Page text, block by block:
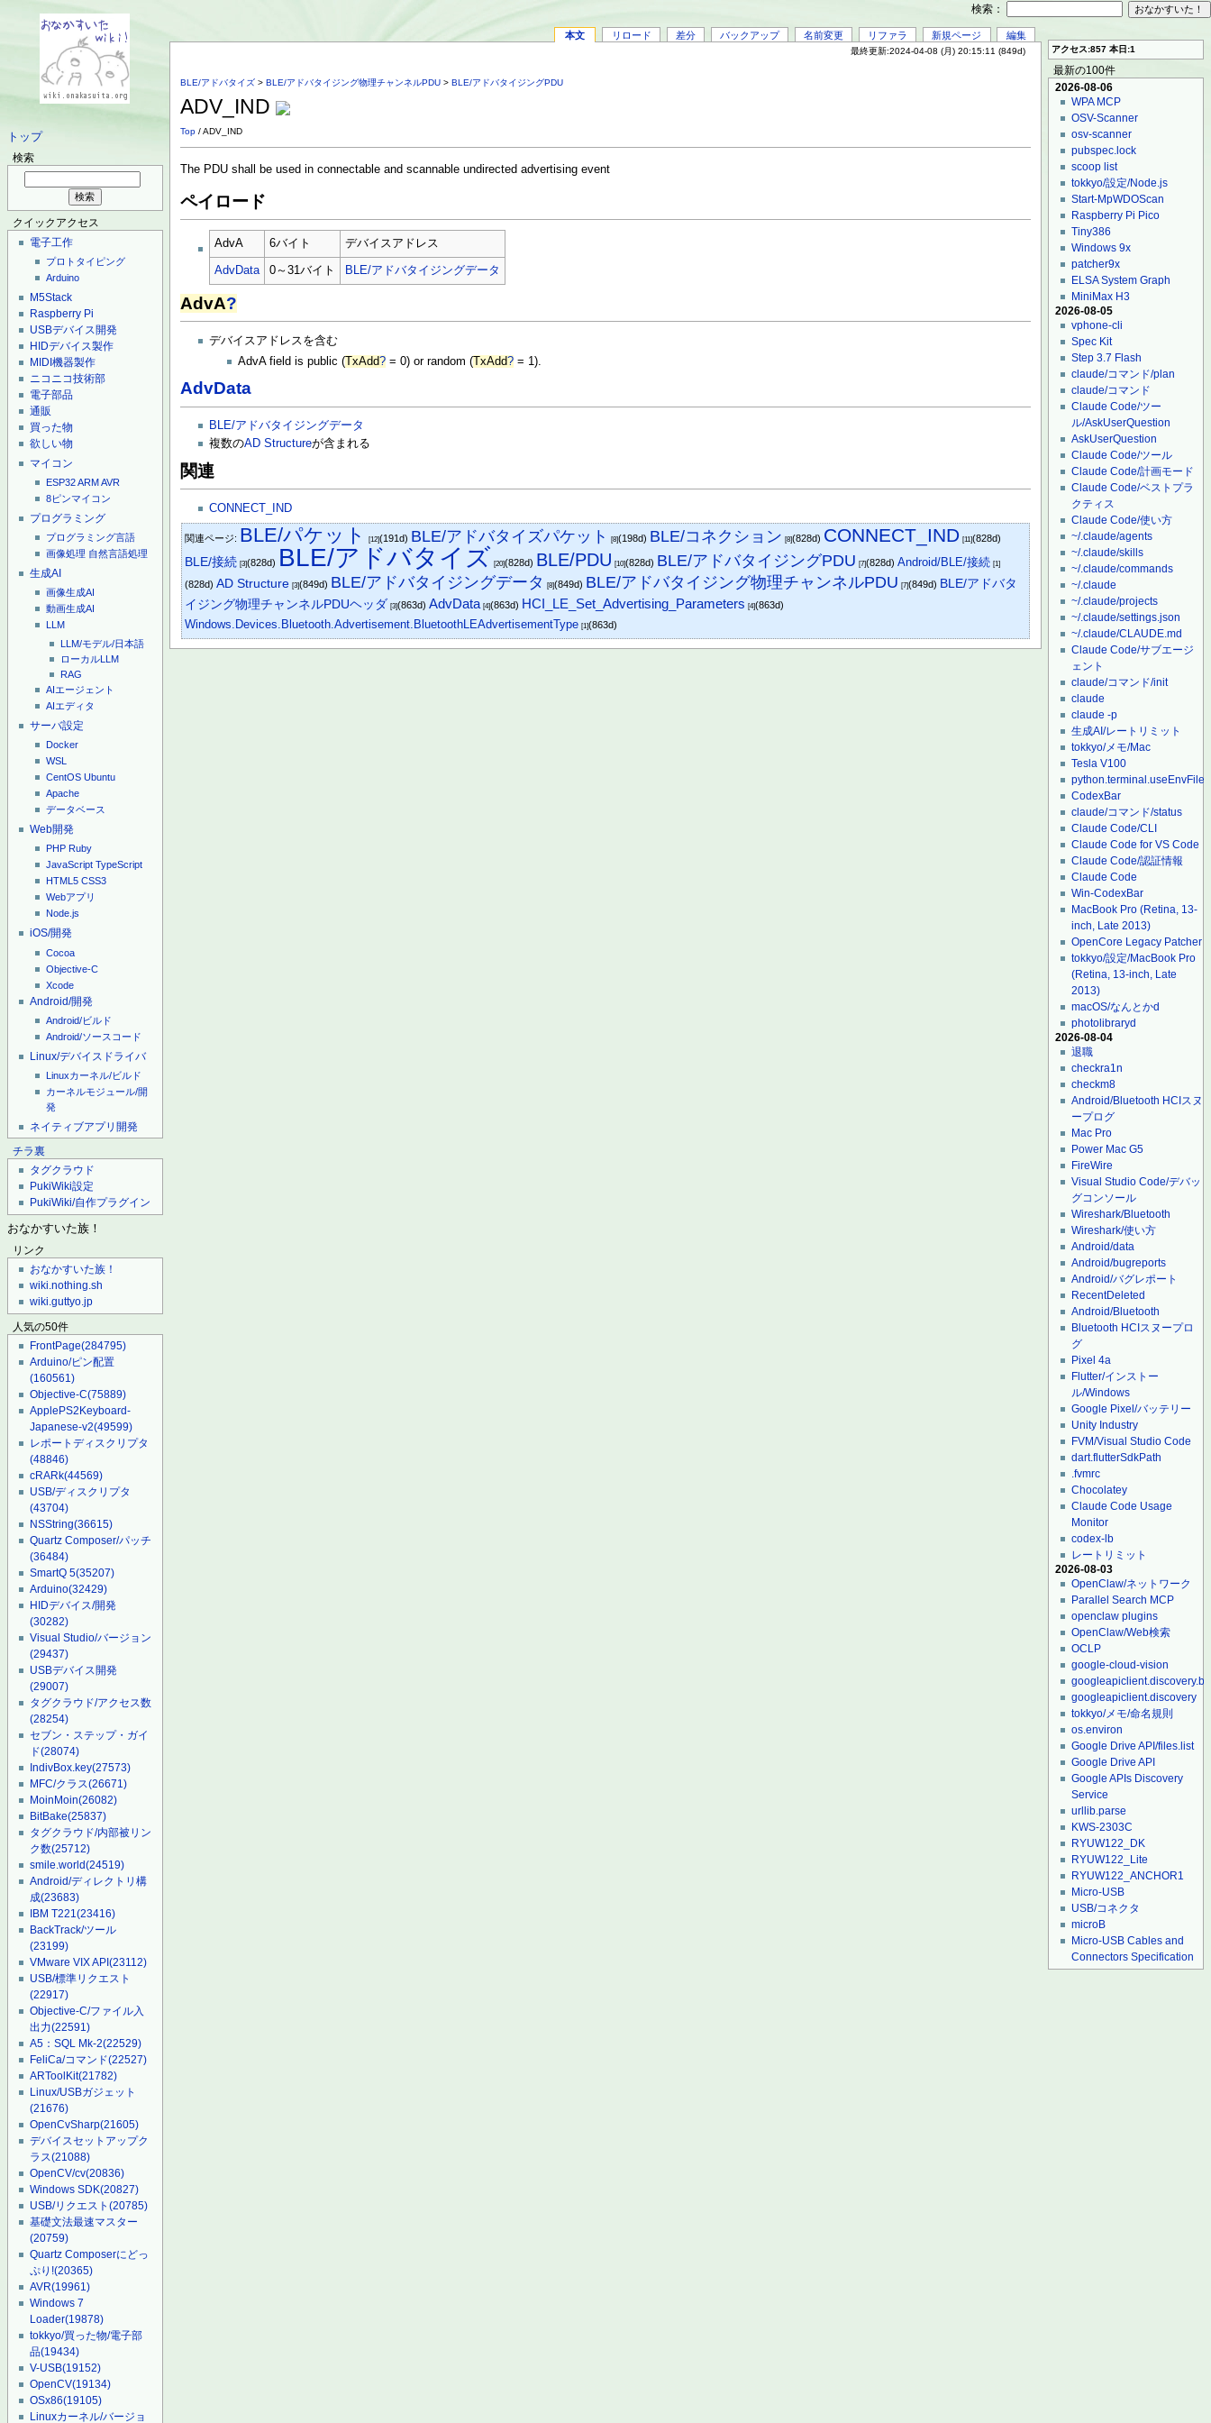
トップ
検索
クイックアクセス
電子工作
プロトタイピング
Arduino
M5Stack
Raspberry Pi
USBデバイス開発
HIDデバイス製作
MIDI機器製作
ニコニコ技術部
電子部品
通販
買った物
欲しい物
マイコン
ESP32ARMAVR
8ピンマイコン
プログラミング
プログラミング言語
画像処理 自然言語処理
生成AI
画像生成AI
動画生成AI
LLM
LLM/モデル/日本語
ローカルLLM
RAG
AIエージェント
AIエディタ
サーバ設定
Docker
WSL
CentOS Ubuntu
Apache
データベース
Web開発
PHP Ruby
JavaScript TypeScript
HTML5 CSS3
Webアプリ
Node.js
iOS/開発
Cocoa
Objective-C
Xcode
Android/開発
Android/ビルド
Android/ソースコード
Linux/デバイスドライバ
Linuxカーネル/ビルド
カーネルモジュール/開
発
ネイティブアプリ開発
チラ裏
タグクラウド
PukiWiki設定
PukiWiki/自作プラグイン
おなかすいた族！
リンク
おなかすいた族！
wiki.nothing.sh
wiki.guttyo.jp
人気の50件
FrontPage(284795)
Arduino/ピン配置
(160561)
Objective-C(75889)
ApplePS2Keyboard-
Japanese-v2(49599)
レポートディスクリプタ
(48846)
cRARk(44569)
USB/ディスクリプタ
(43704)
NSString(36615)
Quartz Composer/パッチ
(36484)
SmartQ 5(35207)
Arduino(32429)
HIDデバイス/開発
(30282)
Visual Studio/バージョン
(29437)
USBデバイス開発
(29007)
タグクラウド/アクセス数
(28254)
セブン・ステップ・ガイ
ド(28074)
IndivBox.key(27573)
MFC/クラス(26671)
MoinMoin(26082)
BitBake(25837)
タグクラウド/内部被リン
ク数(25712)
smile.world(24519)
Android/ディレクトリ構
成(23683)
IBM T221(23416)
BackTrack/ツール
(23199)
VMware VIX API(23112)
USB/標準リクエスト
(22917)
Objective-C/ファイル入
出力(22591)
A5：SQL Mk-2(22529)
FeliCa/コマンド(22527)
ARToolKit(21782)
Linux/USBガジェット
(21676)
OpenCvSharp(21605)
デバイスセットアップク
ラス(21088)
OpenCV/cv(20836)
Windows SDK(20827)
USB/リクエスト(20785)
基礎文法最速マスター
(20759)
Quartz Composerにどっ
ぷり!(20365)
AVR(19961)
Windows 7
Loader(19878)
tokkyo/買った物/電子部
品(19434)
V-USB(19152)
OpenCV(19134)
OSx86(19105)
Linuxカーネル/バージョ
本文 リロード 差分 バックアップ 名前変更 リファラ 新規ページ 編集
最終更新:2024-04-08 (月) 20:15:11 (849d)
BLE/アドバタイズ >BLE/アドバタイジング物理チャンネルPDU >BLE/アドバタイジングPDU
ADV_IND
Top / ADV_IND
The PDU shall be used in connectable and scannable undirected advertising event
ペイロード
AdvA 6バイト デバイスアドレス
AdvData 0～31バイト BLE/アドバタイジングデータ
AdvA?
デバイスアドレスを含む
AdvA field is public (TxAdd? = 0) or random (TxAdd? = 1).
AdvData
BLE/アドバタイジングデータ
複数のAD Structureが含まれる
関連
CONNECT_IND
関連ページ: BLE/パケット [12](191d) BLE/アドバタイズパケット [8](198d) BLE/コネクション [8](828d) CONNECT_IND [11](828d)
BLE/接続 [3](828d) BLE/アドバタイズ [20](828d) BLE/PDU [10](828d) BLE/アドバタイジングPDU [7](828d)Android/BLE/接続 [1]
(828d)AD Structure [3](849d) BLE/アドバタイジングデータ [8](849d) BLE/アドバタイジング物理チャンネルPDU [7](849d) BLE/アドバタ
イジング物理チャンネルPDUヘッダ [3](863d)AdvData [4](863d) HCI_LE_Set_Advertising_Parameters [4](863d)
Windows.Devices.Bluetooth.Advertisement.BluetoothLEAdvertisementType [1](863d)
アクセス:857 本日:1
最新の100件
2026-08-06
WPA MCP
OSV-Scanner
osv-scanner
pubspec.lock
scoop list
tokkyo/設定/Node.js
Start-MpWDOScan
Raspberry Pi Pico
Tiny386
Windows 9x
patcher9x
ELSA System Graph
MiniMax H3
2026-08-05
vphone-cli
Spec Kit
Step 3.7 Flash
claude/コマンド/plan
claude/コマンド
Claude Code/ツー
ル/AskUserQuestion
AskUserQuestion
Claude Code/ツール
Claude Code/計画モード
Claude Code/ベストプラ
クティス
Claude Code/使い方
~/.claude/agents
~/.claude/skills
~/.claude/commands
~/.claude
~/.claude/projects
~/.claude/settings.json
~/.claude/CLAUDE.md
Claude Code/サブエージ
ェント
claude/コマンド/init
claude
claude -p
生成AI/レートリミット
tokkyo/メモ/Mac
Tesla V100
python.terminal.useEnvFile
CodexBar
claude/コマンド/status
Claude Code/CLI
Claude Code for VS Code
Claude Code/認証情報
Claude Code
Win-CodexBar
MacBook Pro (Retina, 13-
inch, Late 2013)
OpenCore Legacy Patcher
tokkyo/設定/MacBook Pro
(Retina, 13-inch, Late
2013)
macOS/なんとかd
photolibraryd
2026-08-04
退職
checkra1n
checkm8
Android/Bluetooth HCIスヌ
ープログ
Mac Pro
Power Mac G5
FireWire
Visual Studio Code/デバッ
グコンソール
Wireshark/Bluetooth
Wireshark/使い方
Android/data
Android/bugreports
Android/バグレポート
RecentDeleted
Android/Bluetooth
Bluetooth HCIスヌープロ
グ
Pixel 4a
Flutter/インストー
ル/Windows
Google Pixel/バッテリー
Unity Industry
FVM/Visual Studio Code
dart.flutterSdkPath
.fvmrc
Chocolatey
Claude Code Usage
Monitor
codex-lb
レートリミット
2026-08-03
OpenClaw/ネットワーク
Parallel Search MCP
openclaw plugins
OpenClaw/Web検索
OCLP
google-cloud-vision
googleapiclient.discovery
tokkyo/メモ/命名規則
os.environ
Google Drive API/files.list
Google Drive API
Google APIs Discovery
Service
urllib.parse
KWS-2303C
RYUW122_DK
RYUW122_Lite
RYUW122_ANCHOR1
Micro-USB
USB/コネクタ
microB
Micro-USB Cables and
Connectors Specification
検索：